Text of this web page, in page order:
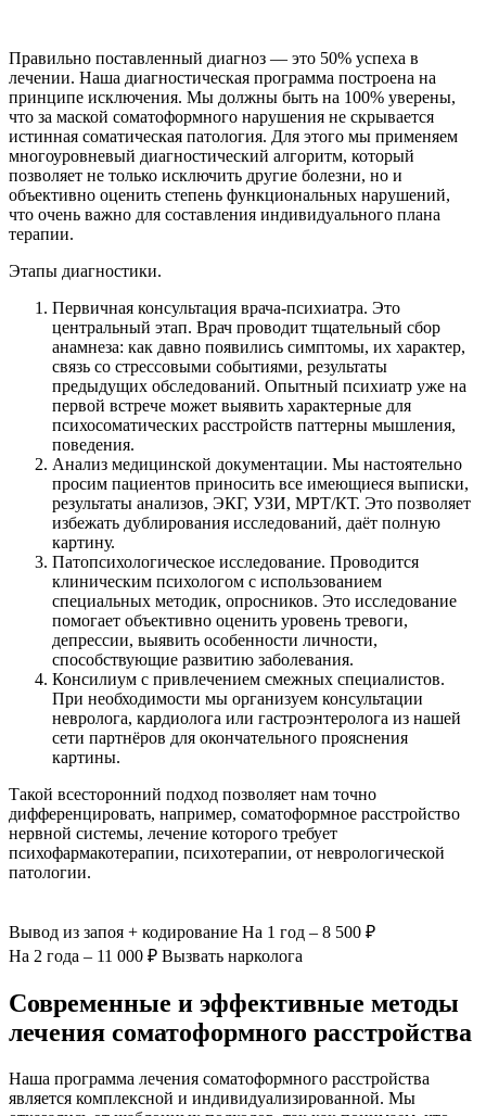
Правильно поставленный диагноз — это 50% успеха в
лечении. Наша диагностическая программа построена на
принципе исключения. Мы должны быть на 100% уверены,
что за маской соматоформного нарушения не скрывается
истинная соматическая патология. Для этого мы применяем
многоуровневый диагностический алгоритм, который
позволяет не только исключить другие болезни, но и
объективно оценить степень функциональных нарушений,
что очень важно для составления индивидуального плана
терапии.
Этапы диагностики.
Первичная консультация врача-психиатра. Это
центральный этап. Врач проводит тщательный сбор
анамнеза: как давно появились симптомы, их характер,
связь со стрессовыми событиями, результаты
предыдущих обследований. Опытный психиатр уже на
первой встрече может выявить характерные для
психосоматических расстройств паттерны мышления,
поведения.
Анализ медицинской документации. Мы настоятельно
просим пациентов приносить все имеющиеся выписки,
результаты анализов, ЭКГ, УЗИ, МРТ/КТ. Это позволяет
избежать дублирования исследований, даёт полную
картину.
Патопсихологическое исследование. Проводится
клиническим психологом с использованием
специальных методик, опросников. Это исследование
помогает объективно оценить уровень тревоги,
депрессии, выявить особенности личности,
способствующие развитию заболевания.
Консилиум с привлечением смежных специалистов.
При необходимости мы организуем консультации
невролога, кардиолога или гастроэнтеролога из нашей
сети партнёров для окончательного прояснения
картины.
Такой всесторонний подход позволяет нам точно
дифференцировать, например, соматоформное расстройство
нервной системы, лечение которого требует
психофармакотерапии, психотерапии, от неврологической
патологии.
Вывод из запоя + кодирование На 1 год – 8 500 ₽
На 2 года – 11 000 ₽ Вызвать нарколога
Современные и эффективные методы
лечения соматоформного расстройства
Наша программа лечения соматоформного расстройства
является комплексной и индивидуализированной. Мы